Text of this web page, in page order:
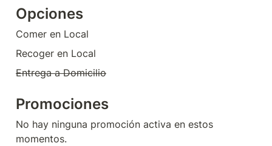
Opciones
Comer en Local
Recoger en Local
Entrega a Domicilio
Promociones
No hay ninguna promoción activa en estos
momentos.